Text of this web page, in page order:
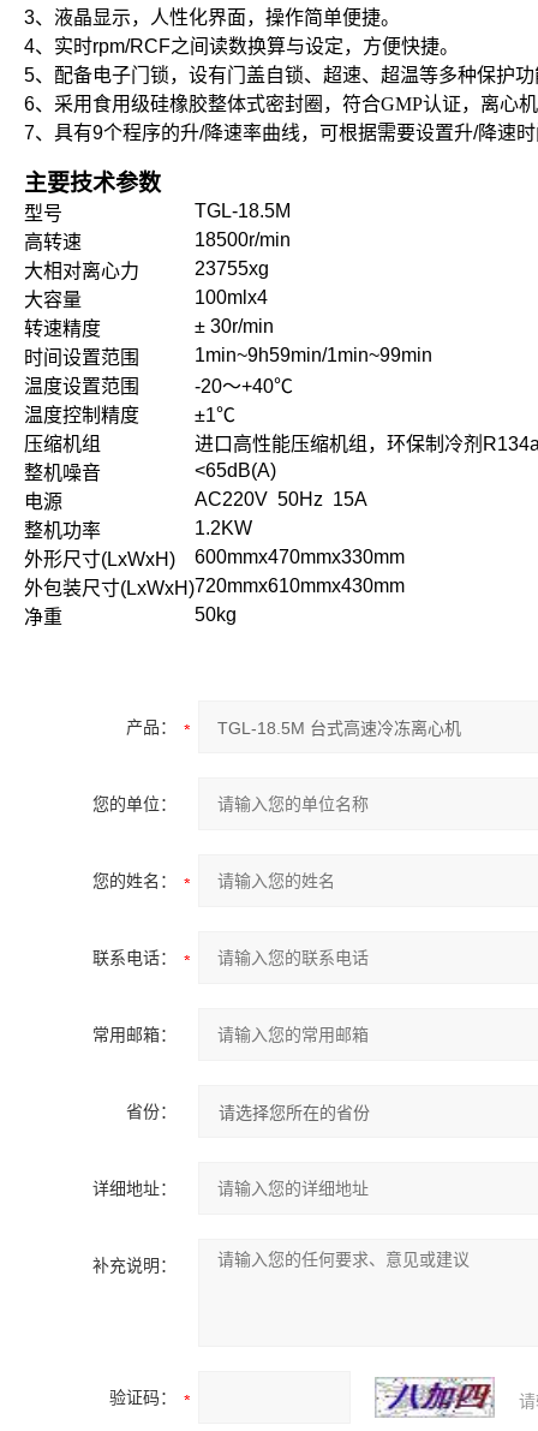
3、液晶显示，人性化界面，操作简单便捷。
4、实时rpm/RCF之间读数换算与设定，方便快捷。
5、配备电子门锁，设有门盖自锁、超速、超温等多种保护
6、采用食用级硅橡胶整体式密封圈，符合GMP认证，离心
7、具有9个程序的升/降速率曲线，可根据需要设置升/降速
主要技术参数
型号
TGL-18.5M
高转速
18500r/min
大相对离心力
23755xg
大容量
100mlx4
转速精度
± 30r/min
时间设置范围
1min~9h59min/1min~99min
温度设置范围
-20～+40℃
温度控制精度
±1℃
压缩机组
进口高性能压缩机组，环保制冷剂
整机噪音
<65dB(A)
电源
AC220V 50Hz 15A
整机功率
1.2KW
外形尺寸(LxWxH)
600mmx470mmx330mm
外包装尺寸(LxWxH)720mmx610mmx430mm
净重
50kg
产品：
您的单位：
您的姓名：
联系电话：
常用邮箱：
省份：
详细地址：
补充说明：
验证码：